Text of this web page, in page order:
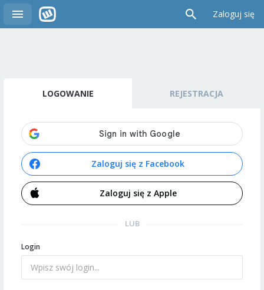
Zaloguj się
LOGOWANIE REJESTRACJA
Zaloguj się z Facebook
Zaloguj się z Apple
LUB
Login